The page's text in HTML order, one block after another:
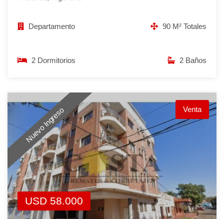
Departamento 90 M² Totales
2 Dormitorios 2 Baños
Nuevo Ingreso Venta
USD 58.000